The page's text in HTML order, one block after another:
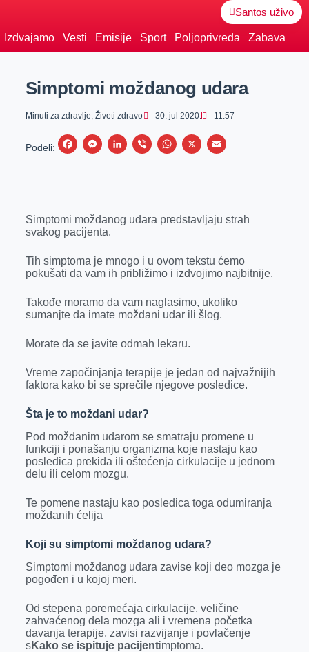
Santos uživo
Izdvajamo Vesti Emisije Sport Poljoprivreda Zabava
Simptomi moždanog udara
Minuti za zdravlje, Živeti zdravo 30. jul 2020. 11:57
Podeli:
F
b
o
k
M
e
g
e
r
L
e
I
n
V
r
W
s
p
p
X
E
l
Simptomi moždanog udara predstavljaju strah
svakog pacijenta.
Tih simptoma je mnogo i u ovom tekstu ćemo
pokušati da vam ih približimo i izdvojimo najbitnije.
Takođe moramo da vam naglasimo, ukoliko
sumanjte da imate moždani udar ili šlog.
Morate da se javite odmah lekaru.
Vreme započinjanja terapije je jedan od najvažnijih
faktora kako bi se sprečile njegove posledice.
Šta je to moždani udar?
Pod moždanim udarom se smatraju promene u
funkciji i ponašanju organizma koje nastaju kao
posledica prekida ili oštećenja cirkulacije u jednom
delu ili celom mozgu.
Te pomene nastaju kao posledica toga odumiranja
moždanih ćelija
Koji su simptomi moždanog udara?
Simptomi moždanog udara zavise koji deo mozga je
pogođen i u kojoj meri.
Od stepena poremećaja cirkulacije, veličine
zahvaćenog dela mozga ali i vremena početka
davanja terapije, zavisi razvijanje i povlačenje
sKako se ispituje pacijentimptoma.